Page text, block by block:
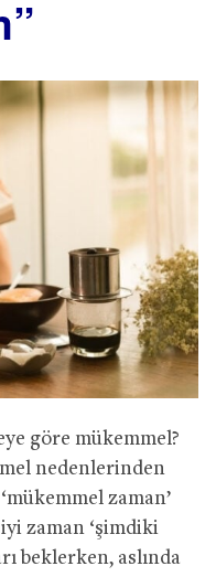
göre mükemmel?
nedenlerinden
zaman’
zaman ‘şimdiki
beklerken, aslında